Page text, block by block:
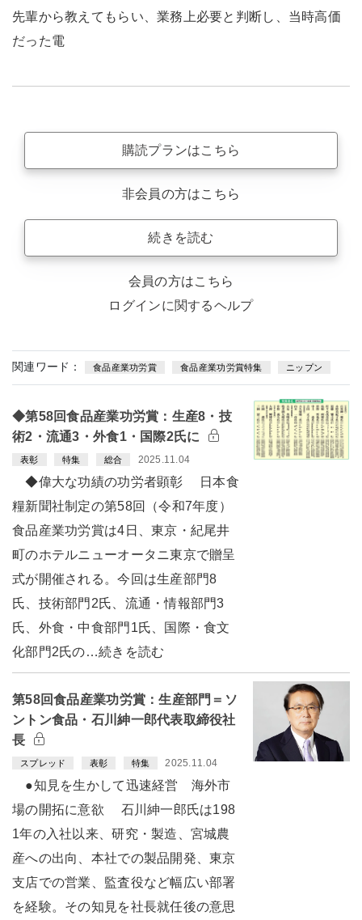
先輩から教えてもらい、業務上必要と判断し、当時高価
だった電
購読プランはこちら
非会員の方はこちら
続きを読む
会員の方はこちら
ログインに関するヘルプ
関連ワード： 食品産業功労賞 食品産業功労賞特集 ニップン
◆第58回食品産業功労賞：生産8・技
術2・流通3・外食1・国際2氏に
表彰 特集 総合 2025.11.04
◆偉大な功績の功労者顕彰 日本食
糧新聞社制定の第58回（令和7年度）
食品産業功労賞は4日、東京・紀尾井
町のホテルニューオータニ東京で贈呈
式が開催される。今回は生産部門8
氏、技術部門2氏、流通・情報部門3
氏、外食・中食部門1氏、国際・食文
化部門2氏の…続きを読む
第58回食品産業功労賞：生産部門＝ソ
ントン食品・石川紳一郎代表取締役社
長
スプレッド 表彰 特集 2025.11.04
●知見を生かして迅速経営 海外市
場の開拓に意欲 石川紳一郎氏は198
1年の入社以来、研究・製造、宮城農
産への出向、本社での製品開発、東京
支店での営業、監査役など幅広い部署
を経験。その知見を社長就任後の意思